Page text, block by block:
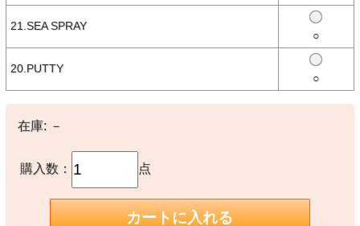
○本体：ポリエステル100%
中国製
【備考】
※バンブーハンドルは重量や風合いに個体差がございます。
※撮影時の環境やご使用のPCモニター等の環境により実際の色味と
多少異なる場合があります。
※当店取扱い商品は一部店頭在庫と共有をしております。
ご注文時に「在庫あり」の表示でも、実際は売り違いにより欠品が発
生し、やむをえずご注文をキャンセルさせていただく場合がございま
す。完売や欠品の場合は大変ご迷惑をおかけしますが、予めご了承の
21.SEA SPRAY
○
20.PUTTY
○
在庫: －
購入数： 点